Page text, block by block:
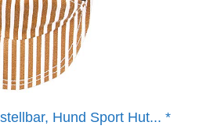
Hund Sport Hut... *